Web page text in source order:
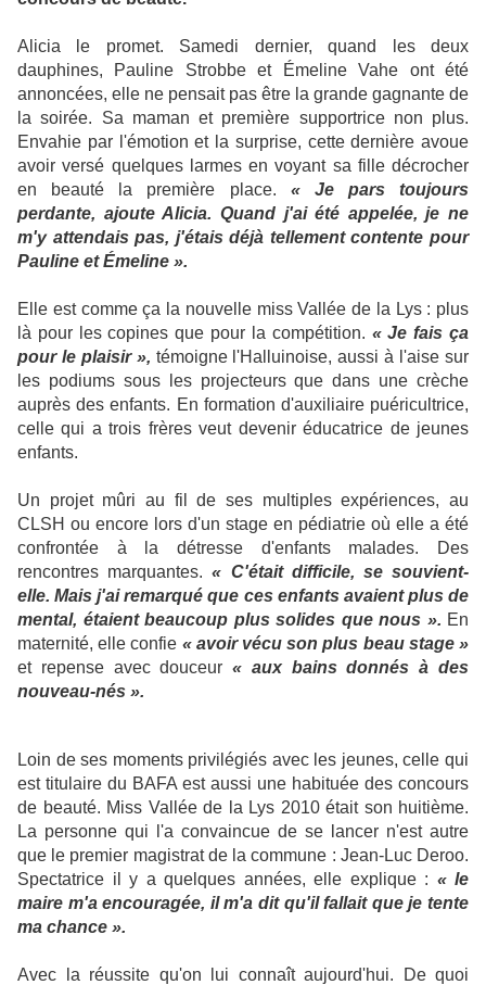
Alicia le promet. Samedi dernier, quand les deux
dauphines, Pauline Strobbe et Émeline Vahe ont été
annoncées, elle ne pensait pas être la grande gagnante de
la soirée. Sa maman et première supportrice non plus.
Envahie par l'émotion et la surprise, cette dernière avoue
avoir versé quelques larmes en voyant sa fille décrocher
en beauté la première place. « Je pars toujours
perdante, ajoute Alicia. Quand j'ai été appelée, je ne
m'y attendais pas, j'étais déjà tellement contente pour
Pauline et Émeline ».
Elle est comme ça la nouvelle miss Vallée de la Lys : plus
là pour les copines que pour la compétition. « Je fais ça
pour le plaisir », témoigne l'Halluinoise, aussi à l'aise sur
les podiums sous les projecteurs que dans une crèche
auprès des enfants. En formation d'auxiliaire puéricultrice,
celle qui a trois frères veut devenir éducatrice de jeunes
enfants.
Un projet mûri au fil de ses multiples expériences, au
CLSH ou encore lors d'un stage en pédiatrie où elle a été
confrontée à la détresse d'enfants malades. Des
rencontres marquantes.« C'était difficile, se souvient-
elle. Mais j'ai remarqué que ces enfants avaient plus de
mental, étaient beaucoup plus solides que nous ». En
maternité, elle confie « avoir vécu son plus beau stage »
et repense avec douceur« aux bains donnés à des
nouveau-nés ».
Loin de ses moments privilégiés avec les jeunes, celle qui
est titulaire du BAFA est aussi une habituée des concours
de beauté. Miss Vallée de la Lys 2010 était son huitième.
La personne qui l'a convaincue de se lancer n'est autre
que le premier magistrat de la commune : Jean-Luc Deroo.
Spectatrice il y a quelques années, elle explique : « le
maire m'a encouragée, il m'a dit qu'il fallait que je tente
ma chance ».
Avec la réussite qu'on lui connaît aujourd'hui. De quoi